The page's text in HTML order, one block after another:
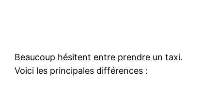
Beaucoup hésitent entre prendre un taxi.
Voici les principales différences :